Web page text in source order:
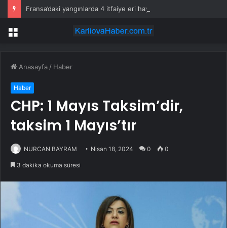
Fransa’daki yangınlarda 4 itfaiye eri hayatını kaybetti
Menü
Anasayfa / Haber
Haber
CHP: 1 Mayıs Taksim’dir,
taksim 1 Mayıs’tır
NURCAN BAYRAM Nisan 18, 2024 0 0
3 dakika okuma süresi